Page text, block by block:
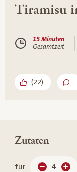
Tiramisu
15 Minuten
Gesamtzeit
(22)
Zutaten
für 4